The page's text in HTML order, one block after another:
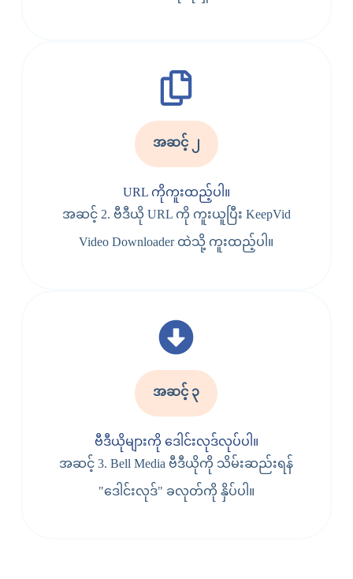
အဆင့် ၂
URL ကိုကူးထည့်ပါ။
အဆင့် 2. ဗီဒီယို URL ကို ကူးယူပြီး KeepVid
Video Downloader ထဲသို့ ကူးထည့်ပါ။
အဆင့် ၃
ဗီဒီယိုများကို ဒေါင်းလုဒ်လုပ်ပါ။
အဆင့် 3. Bell Media ဗီဒီယိုကို သိမ်းဆည်းရန်
"ဒေါင်းလုဒ်" ခလုတ်ကို နှိပ်ပါ။